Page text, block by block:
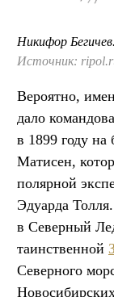
Никифор
Источник:
Вероятно,
дало
в 1899 году
Матисен,
полярной
Эдуарда
в Северный
таинственной
Северного